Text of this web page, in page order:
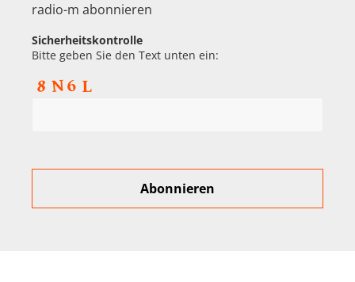
radio-m abonnieren
Sicherheitskontrolle
Bitte geben Sie den Text unten ein: